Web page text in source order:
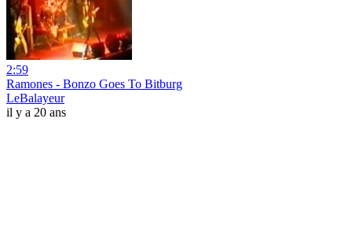
2:59
Ramones - Bonzo Goes To Bitburg
LeBalayeur
il y a 20 ans